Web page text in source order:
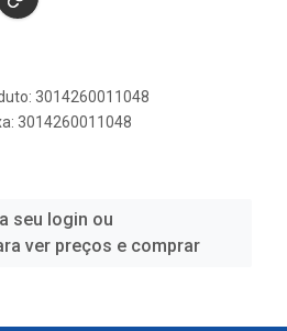
3014260011048
3014260011048
seu login ou
ver preços e comprar